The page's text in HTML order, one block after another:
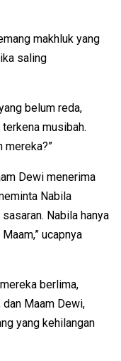
makhluk yang
saling
belum reda,
musibah.
mereka?”
Dewi menerima
Nabila
Nabila hanya
ucapnya
berlima,
dan Maam Dewi,
yang kehilangan